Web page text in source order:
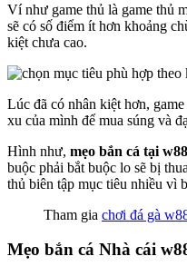
Ví như game thủ là game thủ
sẽ có số điểm ít hơn khoảng
kiệt chưa cao.
Lúc đã có nhân kiệt hơn,
xu của mình để mua súng và
Hình như, mẹo bắn cá tại
buộc phải bắt buộc lo sẽ bị
thủ biên tập mục tiêu nhiều vì
Tham gia chơi đá gà
Mẹo bắn cá Nhà cái